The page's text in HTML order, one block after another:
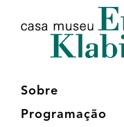
conteúdo
navegação
Sobre
Programação